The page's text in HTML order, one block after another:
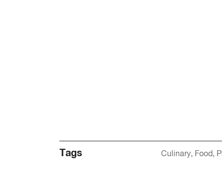
Tags Culinary Food